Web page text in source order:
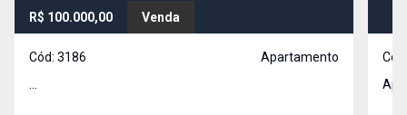
R$ 100.000,00 Venda
Cód: 3186
Apartamento
Apt